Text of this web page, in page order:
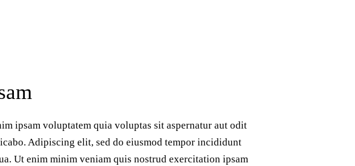
ipsam voluptatem quia voluptas sit aspernatur aut odit
Adipiscing elit, sed do eiusmod tempor incididunt
Ut enim minim veniam quis nostrud exercitation ipsam